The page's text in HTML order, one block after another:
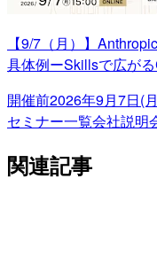
【9/7（月）】
具体例ーSkillsで広が
開催前2026年9月7日(
セミナー一覧会社説明
関連記事